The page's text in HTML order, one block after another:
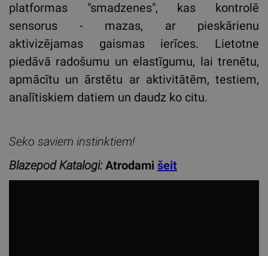
platformas "smadzenes", kas kontrolē
sensorus - mazas, ar pieskārienu
aktivizējamas gaismas ierīces. Lietotne
piedāvā radošumu un elastīgumu, lai trenētu,
apmācītu un ārstētu ar aktivitātēm, testiem,
analītiskiem datiem un daudz ko citu.
Seko saviem instinktiem!
Blazepod Katalogi:Atrodami šeit